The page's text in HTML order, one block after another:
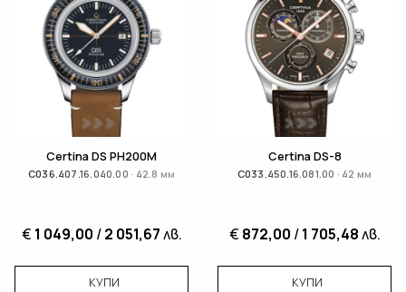
Certina DS PH200M
C036.407.16.040.00 · 42.8 мм
€ 1 049,00 /2 051,67лв.
КУПИ
Certina DS-8
C033.450.16.081.00 · 42 мм
€ 872,00 /1 705,48лв.
КУПИ